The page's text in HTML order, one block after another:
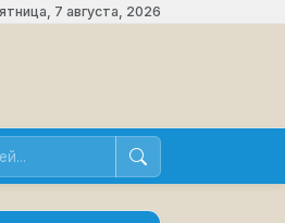
7 августа, 2026